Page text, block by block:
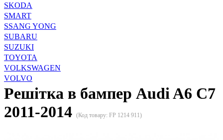
SKODA
SMART
SSANG YONG
SUBARU
SUZUKI
TOYOTA
VOLKSWAGEN
VOLVO
Решітка в бампер Audi A6 C7
2011-2014 (Код товару: FP 1214 911)